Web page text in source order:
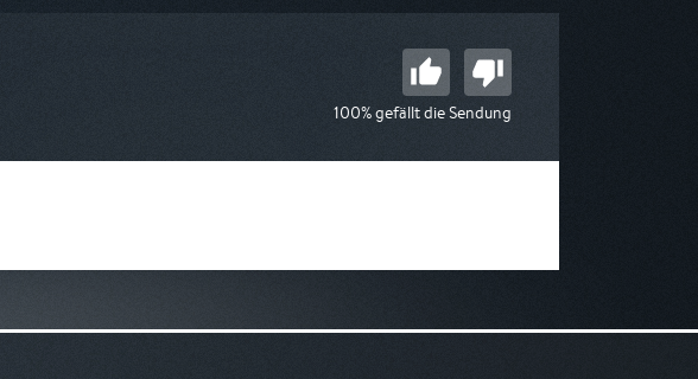
100% gefällt die Sendung